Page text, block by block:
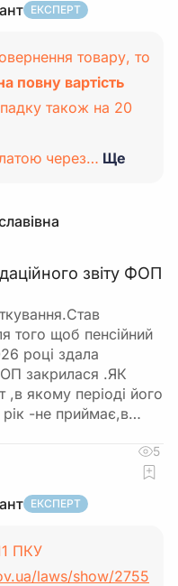
ЕКСПЕРТ
товару, то
повну вартість
також на 20
через… Ще
звіту ФОП
того щоб пенсійний
році здала
закрилася .ЯК
,в якому періоді його
-не приймає,в…
5
ЕКСПЕРТ
ПКУ
laws/show/2755